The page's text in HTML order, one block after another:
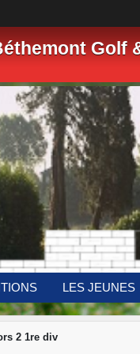
Golf
LES JEUNES
2 1re div